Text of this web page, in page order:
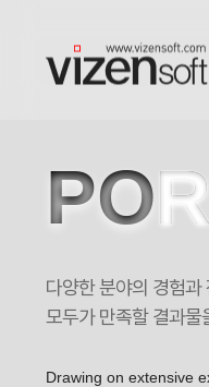
PO
다양한 분야의 경험
모두가 만족할 결과물
Drawing on extensive